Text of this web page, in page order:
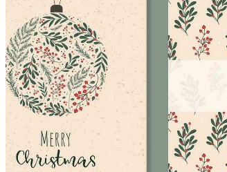
Motion graphics
Images Éditoriales
Événements Éditoriaux